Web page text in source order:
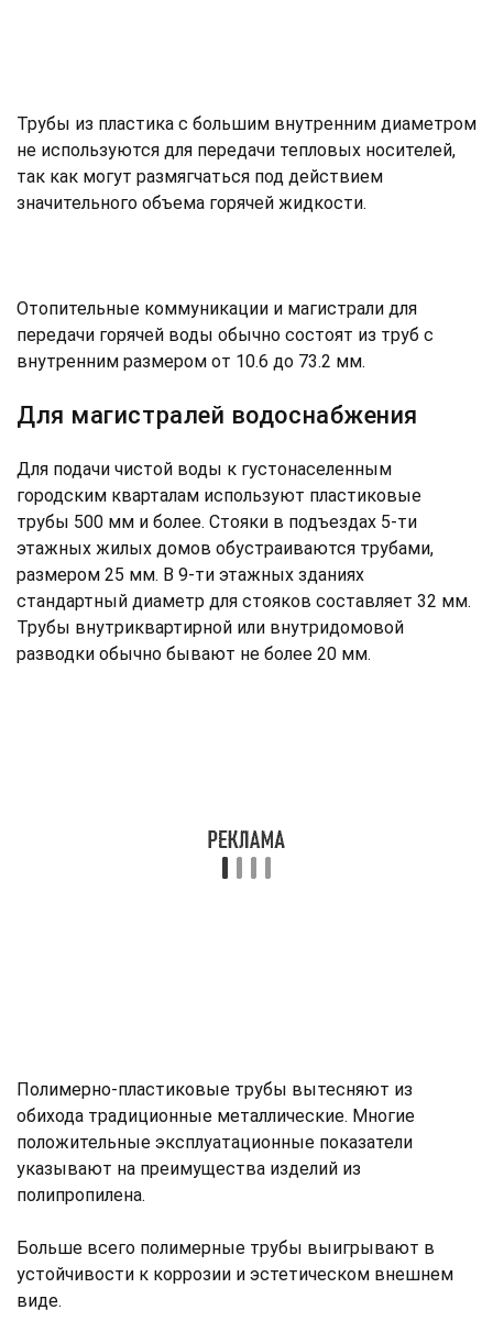
Трубы из пластика с большим внутренним диаметром
не используются для передачи тепловых носителей,
так как могут размягчаться под действием
значительного объема горячей жидкости.
Отопительные коммуникации и магистрали для
передачи горячей воды обычно состоят из труб с
внутренним размером от 10.6 до 73.2 мм.
Для магистралей водоснабжения
Для подачи чистой воды к густонаселенным
городским кварталам используют пластиковые
трубы 500 мм и более. Стояки в подъездах 5-ти
этажных жилых домов обустраиваются трубами,
размером 25 мм. В 9-ти этажных зданиях
стандартный диаметр для стояков составляет 32 мм.
Трубы внутриквартирной или внутридомовой
разводки обычно бывают не более 20 мм.
Полимерно-пластиковые трубы вытесняют из
обихода традиционные металлические. Многие
положительные эксплуатационные показатели
указывают на преимущества изделий из
полипропилена.
Больше всего полимерные трубы выигрывают в
устойчивости к коррозии и эстетическом внешнем
виде.